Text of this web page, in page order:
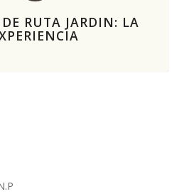
DE RUTA JARDIN: LA